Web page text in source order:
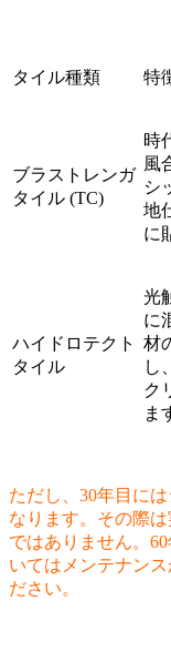
タイル種類 特
ブラストレンガ
タイル (TC)
時
風
シ
地
に
ハイドロテクト
タイル
光
に
材
し
ク
ま
ただし、30年目に
なります。その際
ではありません。
いてはメンテナン
ださい。